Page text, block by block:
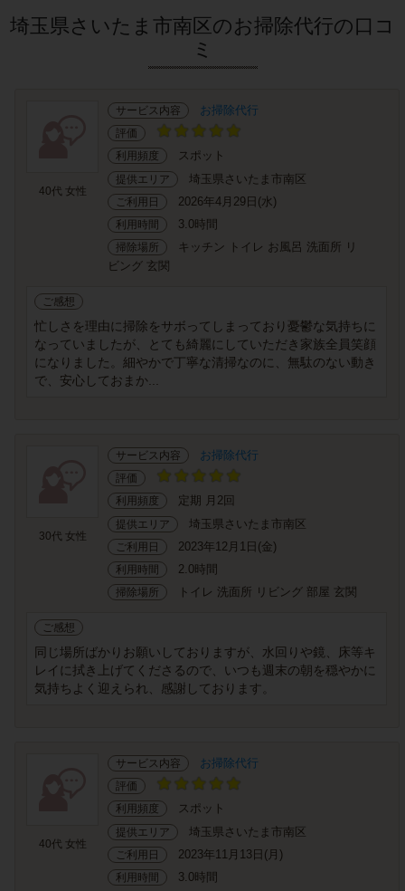
埼玉県さいたま市南区のお掃除代行の口コ
ミ
40代 女性
サービス内容 お掃除代行
評価
利用頻度
スポット
提供エリア 埼玉県さいたま市南区
ご利用日 2026年4月29日(水)
利用時間 3.0時間
掃除場所
キッチン トイレ お風呂 洗面所 リ
ビング 玄関
ご感想
忙しさを理由に掃除をサボってしまっており憂鬱な気持ちに
なっていましたが、とても綺麗にしていただき家族全員笑顔
になりました。細やかで丁寧な清掃なのに、無駄のない動き
で、安心しておまか...
30代 女性
サービス内容 お掃除代行
評価
利用頻度
定期 月2回
提供エリア 埼玉県さいたま市南区
ご利用日 2023年12月1日(金)
利用時間 2.0時間
掃除場所 トイレ 洗面所 リビング 部屋 玄関
ご感想
同じ場所ばかりお願いしておりますが、水回りや鏡、床等キ
レイに拭き上げてくださるので、いつも週末の朝を穏やかに
気持ちよく迎えられ、感謝しております。
40代 女性
サービス内容 お掃除代行
評価
利用頻度
スポット
提供エリア 埼玉県さいたま市南区
ご利用日 2023年11月13日(月)
利用時間 3.0時間